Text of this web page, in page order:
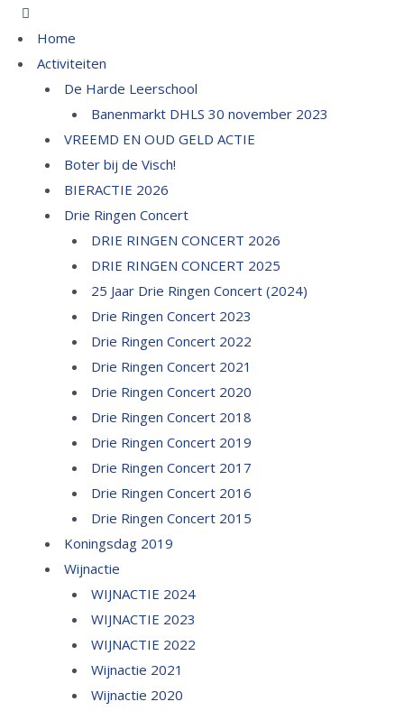
Home
Activiteiten
De Harde Leerschool
Banenmarkt DHLS 30 november 2023
VREEMD EN OUD GELD ACTIE
Boter bij de Visch!
BIERACTIE 2026
Drie Ringen Concert
DRIE RINGEN CONCERT 2026
DRIE RINGEN CONCERT 2025
25 Jaar Drie Ringen Concert (2024)
Drie Ringen Concert 2023
Drie Ringen Concert 2022
Drie Ringen Concert 2021
Drie Ringen Concert 2020
Drie Ringen Concert 2018
Drie Ringen Concert 2019
Drie Ringen Concert 2017
Drie Ringen Concert 2016
Drie Ringen Concert 2015
Koningsdag 2019
Wijnactie
WIJNACTIE 2024
WIJNACTIE 2023
WIJNACTIE 2022
Wijnactie 2021
Wijnactie 2020